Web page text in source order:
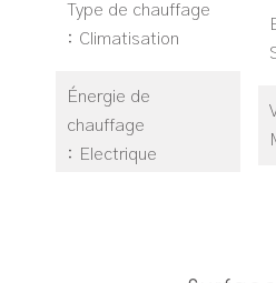
Type de chauffage
Climatisation
Énergie de
chauffage
Electrique